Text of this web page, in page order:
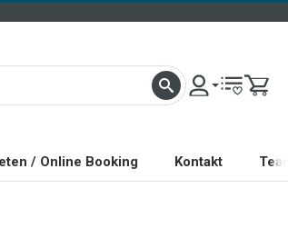
/ Online Booking Kontakt